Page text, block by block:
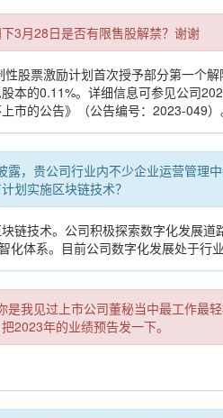
3月28日是否有限售股解禁？谢谢
股票激励计划首次授予部分第一个
本的0.11%。详细信息可参见公司
市的公告》（公告编号：2023-049）
，贵公司行业内不少企业运营管理
划实施区块链技术？
链技术。公司积极探索数字化发展
化体系。目前公司数字化发展处于行
我见过上市公司董秘当中最工作最
2023年的业绩预告发一下。